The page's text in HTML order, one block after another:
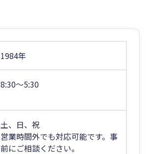
1984年
8:30〜5:30
土、日、祝
営業時間外でも対応可能です。事
前にご相談ください。